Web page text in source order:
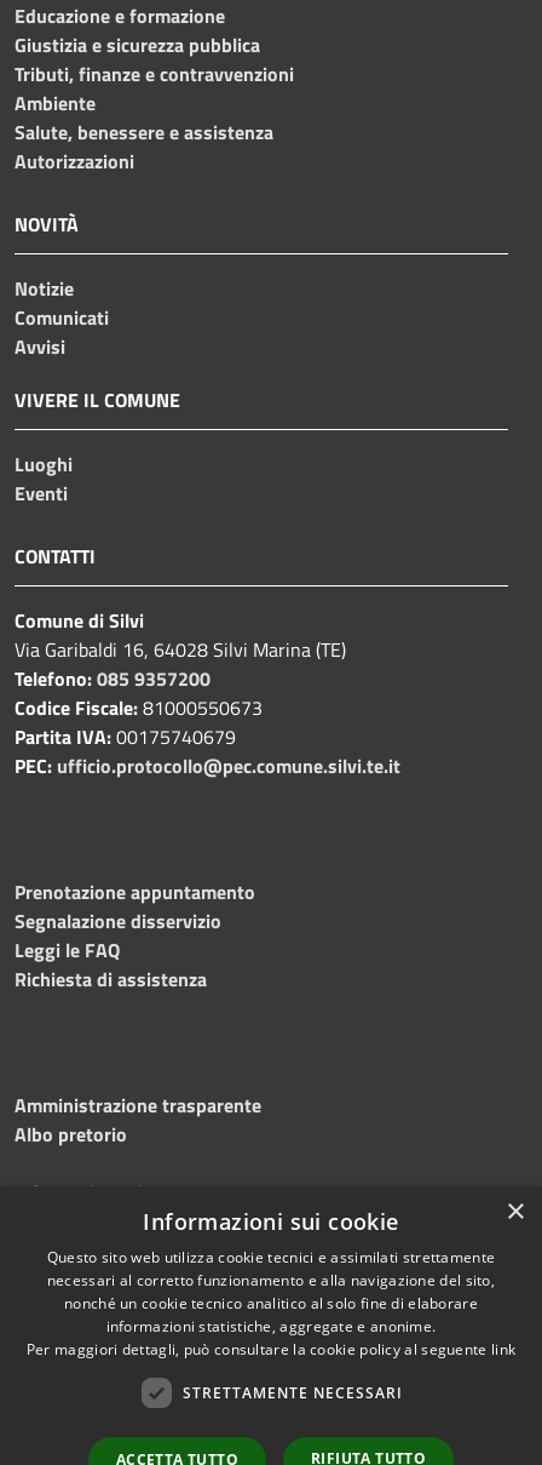
Educazione e formazione
Giustizia e sicurezza pubblica
Tributi, finanze e contravvenzioni
Ambiente
Salute, benessere e assistenza
Autorizzazioni
NOVITÀ
Notizie
Comunicati
Avvisi
VIVERE IL COMUNE
Luoghi
Eventi
CONTATTI
Comune di Silvi
Via Garibaldi 16, 64028 Silvi Marina (TE)
Telefono:085 9357200
Codice Fiscale:81000550673
Partita IVA:00175740679
PEC: ufficio.protocollo@pec.comune.silvi.te.it
Prenotazione appuntamento
Segnalazione disservizio
Leggi le FAQ
Richiesta di assistenza
Amministrazione trasparente
Albo pretorio
Informativa privacy
Dichiarazione di accessibilità
Copyright © 2026 • Comune di
Silvi • Powered by
redazione
×
Informazioni sui cookie
Questo sito web utilizza cookie tecnici e assimilati strettamente
necessari al corretto funzionamento e alla navigazione del sito,
nonché un cookie tecnico analitico al solo fine di elaborare
informazioni statistiche, aggregate e anonime.
Per maggiori dettagli, può consultare la cookie policy al seguente link
STRETTAMENTE NECESSARI
ACCETTA TUTTO RIFIUTA TUTTO